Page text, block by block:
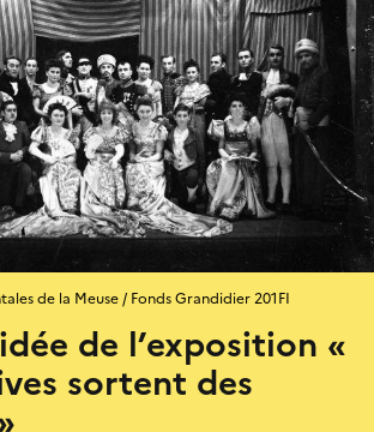
de l’exposition «
sortent des
de la Meuse / Fonds Grandidier 201FI